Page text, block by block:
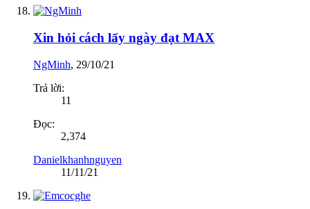
Xin hỏi cách lấy ngày đạt MAX
NgMinh, 29/10/21
Trả lời:
11
Đọc:
2,374
Danielkhanhnguyen
11/11/21